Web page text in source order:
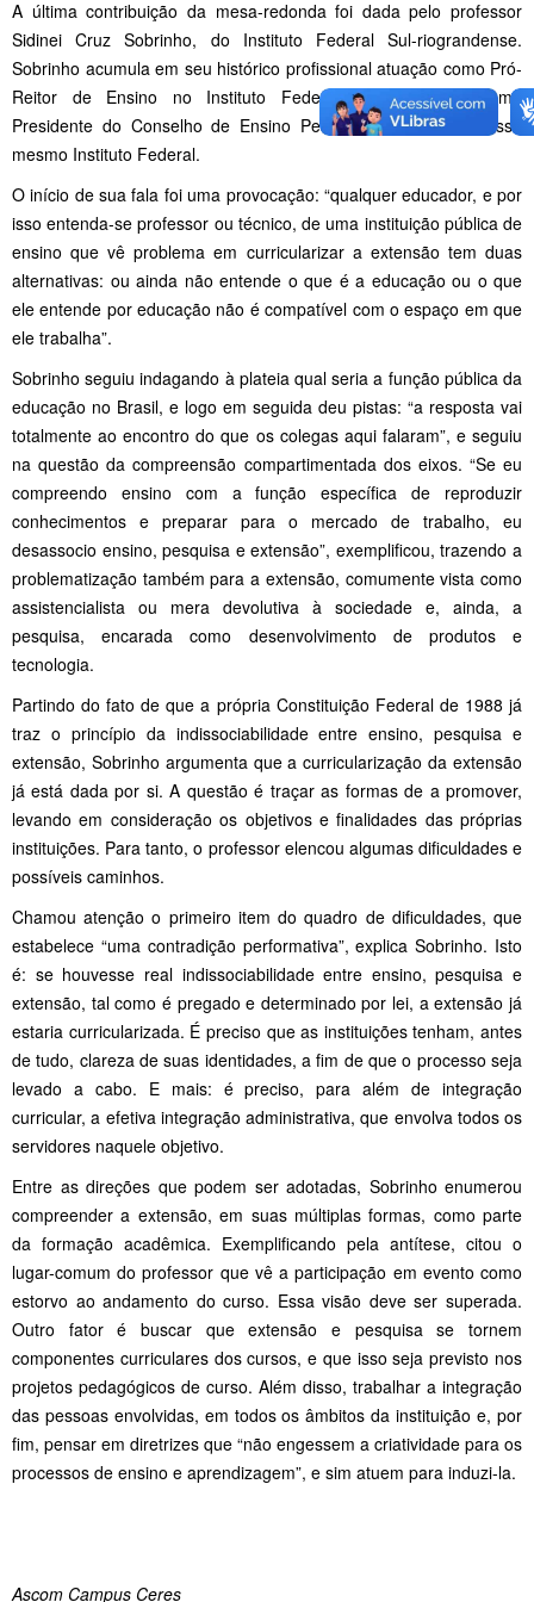
A última contribuição da mesa-redonda foi dada pelo professor
Sidinei Cruz Sobrinho, do Instituto Federal Sul-riograndense.
Sobrinho acumula em seu histórico profissional atuação como Pró-
Reitor de Ensino no Instituto Federal Farroupilha e como
Presidente do Conselho de Ensino Pesquisa e Extensão desse
mesmo Instituto Federal.
O início de sua fala foi uma provocação: “qualquer educador, e por
isso entenda-se professor ou técnico, de uma instituição pública de
ensino que vê problema em curricularizar a extensão tem duas
alternativas: ou ainda não entende o que é a educação ou o que
ele entende por educação não é compatível com o espaço em que
ele trabalha”.
Sobrinho seguiu indagando à plateia qual seria a função pública da
educação no Brasil, e logo em seguida deu pistas: “a resposta vai
totalmente ao encontro do que os colegas aqui falaram”, e seguiu
na questão da compreensão compartimentada dos eixos. “Se eu
compreendo ensino com a função específica de reproduzir
conhecimentos e preparar para o mercado de trabalho, eu
desassocio ensino, pesquisa e extensão”, exemplificou, trazendo a
problematização também para a extensão, comumente vista como
assistencialista ou mera devolutiva à sociedade e, ainda, a
pesquisa, encarada como desenvolvimento de produtos e
tecnologia.
Partindo do fato de que a própria Constituição Federal de 1988 já
traz o princípio da indissociabilidade entre ensino, pesquisa e
extensão, Sobrinho argumenta que a curricularização da extensão
já está dada por si. A questão é traçar as formas de a promover,
levando em consideração os objetivos e finalidades das próprias
instituições. Para tanto, o professor elencou algumas dificuldades e
possíveis caminhos.
Chamou atenção o primeiro item do quadro de dificuldades, que
estabelece “uma contradição performativa”, explica Sobrinho. Isto
é: se houvesse real indissociabilidade entre ensino, pesquisa e
extensão, tal como é pregado e determinado por lei, a extensão já
estaria curricularizada. É preciso que as instituições tenham, antes
de tudo, clareza de suas identidades, a fim de que o processo seja
levado a cabo. E mais: é preciso, para além de integração
curricular, a efetiva integração administrativa, que envolva todos os
servidores naquele objetivo.
Entre as direções que podem ser adotadas, Sobrinho enumerou
compreender a extensão, em suas múltiplas formas, como parte
da formação acadêmica. Exemplificando pela antítese, citou o
lugar-comum do professor que vê a participação em evento como
estorvo ao andamento do curso. Essa visão deve ser superada.
Outro fator é buscar que extensão e pesquisa se tornem
componentes curriculares dos cursos, e que isso seja previsto nos
projetos pedagógicos de curso. Além disso, trabalhar a integração
das pessoas envolvidas, em todos os âmbitos da instituição e, por
fim, pensar em diretrizes que “não engessem a criatividade para os
processos de ensino e aprendizagem”, e sim atuem para induzi-la.
Ascom Campus Ceres